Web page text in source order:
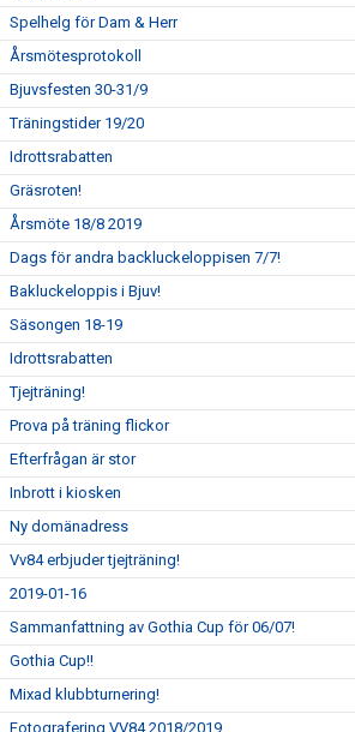
Spelhelg för Dam & Herr
Årsmötesprotokoll
Bjuvsfesten 30-31/9
Träningstider 19/20
Idrottsrabatten
Gräsroten!
Årsmöte 18/8 2019
Dags för andra backluckeloppisen 7/7!
Bakluckeloppis i Bjuv!
Säsongen 18-19
Idrottsrabatten
Tjejträning!
Prova på träning flickor
Efterfrågan är stor
Inbrott i kiosken
Ny domänadress
Vv84 erbjuder tjejträning!
2019-01-16
Sammanfattning av Gothia Cup för 06/07!
Gothia Cup!!
Mixad klubbturnering!
Fotografering VV84 2018/2019